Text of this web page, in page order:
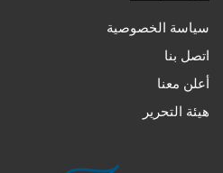
سياسة الخصوصية
اتصل بنا
أعلن معنا
هيئة التحرير